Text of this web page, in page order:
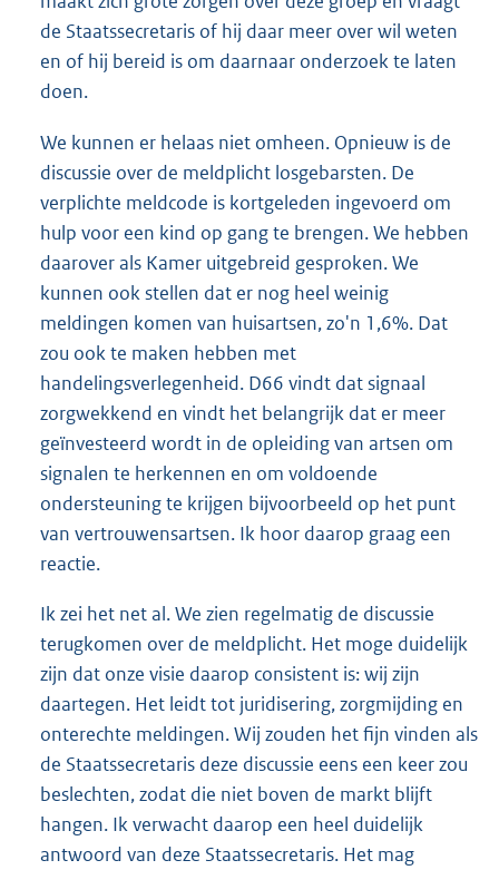
de Staatssecretaris of hij daar meer over wil weten
en of hij bereid is om daarnaar onderzoek te laten
doen.
We kunnen er helaas niet omheen. Opnieuw is de
discussie over de meldplicht losgebarsten. De
verplichte meldcode is kortgeleden ingevoerd om
hulp voor een kind op gang te brengen. We hebben
daarover als Kamer uitgebreid gesproken. We
kunnen ook stellen dat er nog heel weinig
meldingen komen van huisartsen, zo'n 1,6%. Dat
zou ook te maken hebben met
handelingsverlegenheid. D66 vindt dat signaal
zorgwekkend en vindt het belangrijk dat er meer
geïnvesteerd wordt in de opleiding van artsen om
signalen te herkennen en om voldoende
ondersteuning te krijgen bijvoorbeeld op het punt
van vertrouwensartsen. Ik hoor daarop graag een
reactie.
Ik zei het net al. We zien regelmatig de discussie
terugkomen over de meldplicht. Het moge duidelijk
zijn dat onze visie daarop consistent is: wij zijn
daartegen. Het leidt tot juridisering, zorgmijding en
onterechte meldingen. Wij zouden het fijn vinden als
de Staatssecretaris deze discussie eens een keer zou
beslechten, zodat die niet boven de markt blijft
hangen. Ik verwacht daarop een heel duidelijk
antwoord van deze Staatssecretaris. Het mag